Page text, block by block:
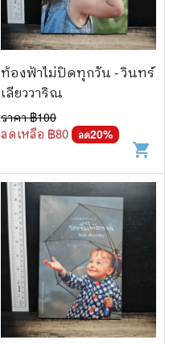
ท้องฟ้าไม่ปิดทุกวัน - วินทร์
เลียววาริณ
ราคา ฿100
ลดเหลือ ฿80 ลด20%
shopping_cart